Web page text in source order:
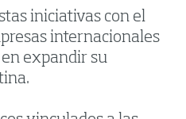
iniciativas con el
internacionales
expandir su